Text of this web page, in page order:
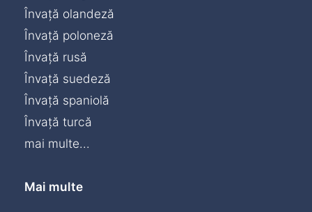
Învață olandeză
Învață poloneză
Învață rusă
Învață suedeză
Învață spaniolă
Învață turcă
mai multe...
Mai multe